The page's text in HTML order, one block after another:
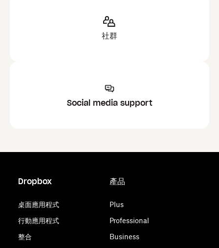
社群
Social media support
Dropbox
桌面應用程式
行動應用程式
整合
產品
Plus
Professional
Business